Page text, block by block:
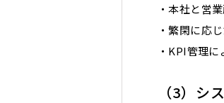
・本社と営
・繁閑に応
・KPI管理
（3）シ